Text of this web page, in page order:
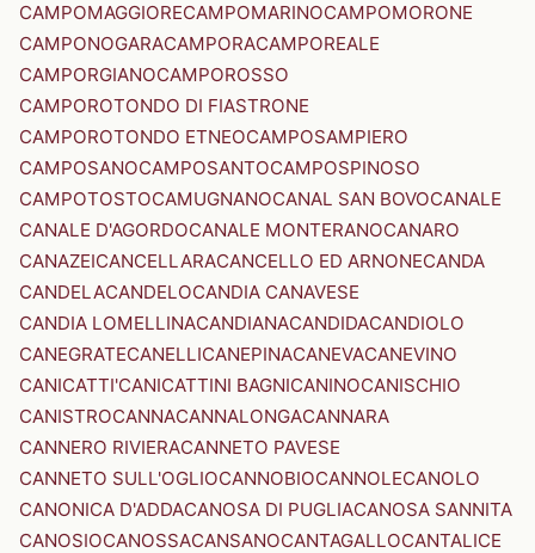
CAMPOMAGGIORECAMPOMARINOCAMPOMORONE
CAMPONOGARACAMPORACAMPOREALE
CAMPORGIANOCAMPOROSSO
CAMPOROTONDO DI FIASTRONE
CAMPOROTONDO ETNEOCAMPOSAMPIERO
CAMPOSANOCAMPOSANTOCAMPOSPINOSO
CAMPOTOSTOCAMUGNANOCANAL SAN BOVOCANALE
CANALE D'AGORDOCANALE MONTERANOCANARO
CANAZEICANCELLARACANCELLO ED ARNONECANDA
CANDELACANDELOCANDIA CANAVESE
CANDIA LOMELLINACANDIANACANDIDACANDIOLO
CANEGRATECANELLICANEPINACANEVACANEVINO
CANICATTI'CANICATTINI BAGNICANINOCANISCHIO
CANISTROCANNACANNALONGACANNARA
CANNERO RIVIERACANNETO PAVESE
CANNETO SULL'OGLIOCANNOBIOCANNOLECANOLO
CANONICA D'ADDACANOSA DI PUGLIACANOSA SANNITA
CANOSIOCANOSSACANSANOCANTAGALLOCANTALICE